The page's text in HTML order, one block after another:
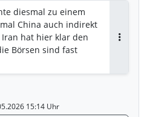
diesmal zu einem
China auch indirekt
hat hier klar den
Börsen sind fast
15:14 Uhr